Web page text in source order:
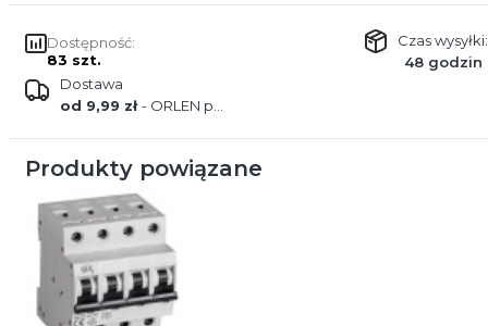
Dostępność:
83 szt.
Czas wysyłki:
48 godzin
Dostawa
od 9,99 zł- ORLEN paczka
Produkty powiązane